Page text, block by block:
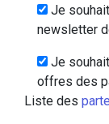
Je
newsletter
Je
offres des
Liste des